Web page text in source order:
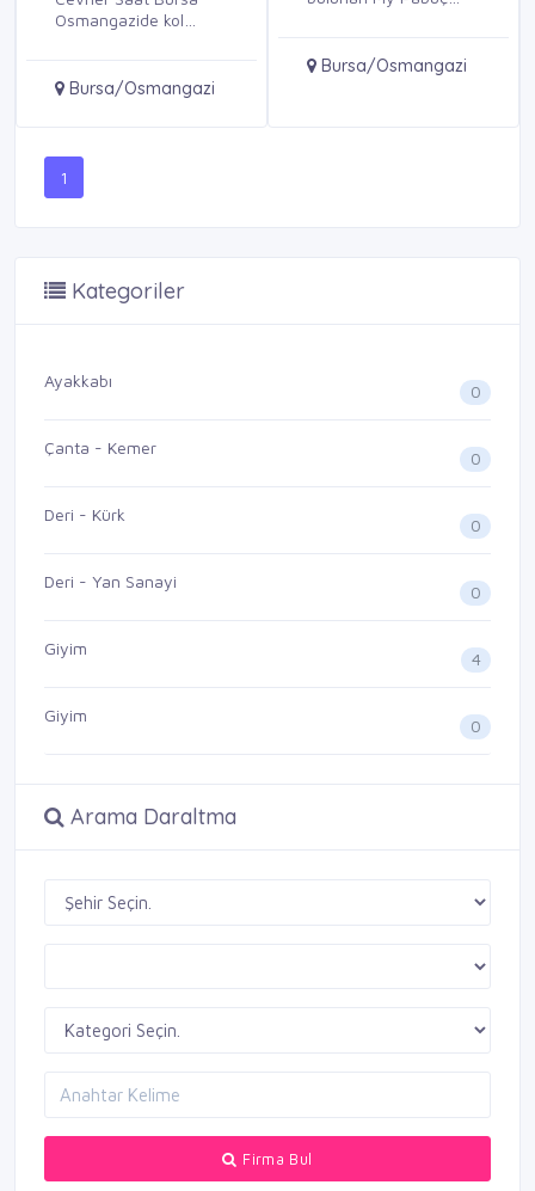
Osmangazide kol
saat tamiri ...
Bursa/Osmangazi
ayakkabı ve erkek ...
Bursa/Osmangazi
1
Kategoriler
Ayakkabı
0
Çanta - Kemer
0
Deri - Kürk
0
Deri - Yan Sanayi
0
Giyim
4
Giyim
0
Arama Daraltma
Firma Bul